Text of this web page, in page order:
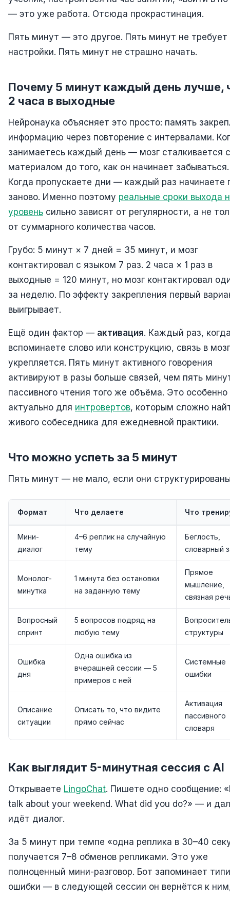
— это уже работа. Отсюда прокрастинация.
Пять минут — это другое. Пять минут не требует
настройки. Пять минут не страшно начать.
Почему 5 минут каждый день лучше,
2 часа в выходные
Нейронаука объясняет это просто: память
информацию через повторение с интервалами.
занимаетесь каждый день — мозг сталкивается с
материалом до того, как он начинает забываться.
Когда пропускаете дни — каждый раз начинаете
заново. Именно поэтому реальные сроки выхода
уровень сильно зависят от регулярности, а не
от суммарного количества часов.
Грубо: 5 минут × 7 дней = 35 минут, и мозг
контактировал с языком 7 раз. 2 часа × 1 раз в
выходные = 120 минут, но мозг контактировал
за неделю. По эффекту закрепления первый
выигрывает.
Ещё один фактор — активация. Каждый раз,
вспоминаете слово или конструкцию, связь в
укрепляется. Пять минут активного говорения
активируют в разы больше связей, чем пять
пассивного чтения того же объёма. Это особенно
актуально для интровертов, которым сложно
живого собеседника для ежедневной практики.
Что можно успеть за 5 минут
Пять минут — не мало, если они
Формат Что делаете Что
Мини-
диалог
4–6 реплик на случайную
тему
Беглость,
словарный
Монолог-
минутка
1 минута без остановки
на заданную тему
Прямое
мышление,
связная
Вопросный
спринт
5 вопросов подряд на
любую тему
структуры
Ошибка
дня
Одна ошибка из
вчерашней сессии — 5
примеров с ней
Системные
ошибки
Описание
ситуации
Описать то, что видите
прямо сейчас
Активация
пассивного
словаря
Как выглядит 5-минутная сессия с AI
Открываете LingoChat. Пишете одно сообщение:
talk about your weekend. What did you do?» — и
идёт диалог.
За 5 минут при темпе «одна реплика в 30–40
получается 7–8 обменов репликами. Это уже
полноценный мини-разговор. Бот запоминает
ошибки — в следующей сессии он вернётся к